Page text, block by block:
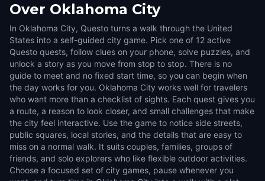
Over Oklahoma City
In Oklahoma City, Questo turns a walk through the United
States into a self-guided city game. Pick one of 12 active
Questo quests, follow clues on your phone, solve puzzles, and
unlock a story as you move from stop to stop. There is no
guide to meet and no fixed start time, so you can begin when
the day works for you. Oklahoma City works well for travelers
who want more than a checklist of sights. Each quest gives you
a route, a reason to look closer, and small challenges that make
the city feel interactive. Use the game to notice side streets,
public squares, local stories, and the details that are easy to
miss on a normal walk. It suits couples, families, groups of
friends, and solo explorers who like flexible outdoor activities.
Choose a focused set of city games, pause whenever you